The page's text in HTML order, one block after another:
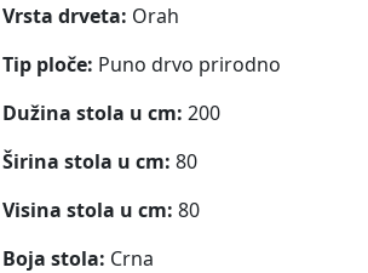
Vrsta drveta: Orah
Tip ploče: Puno drvo prirodno
Dužina stola u cm: 200
Širina stola u cm: 80
Visina stola u cm: 80
Boja stola: Crna